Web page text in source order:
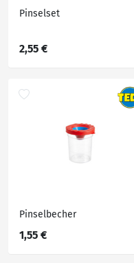
Pinselset
2,55 €
Pinselbecher
1,55 €